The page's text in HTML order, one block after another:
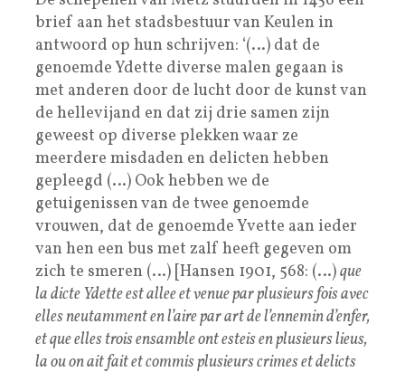
brief aan het stadsbestuur van Keulen in
antwoord op hun schrijven: ‘(…) dat de
genoemde Ydette diverse malen gegaan is
met anderen door de lucht door de kunst van
de hellevijand en dat zij drie samen zijn
geweest op diverse plekken waar ze
meerdere misdaden en delicten hebben
gepleegd (…) Ook hebben we de
getuigenissen van de twee genoemde
vrouwen, dat de genoemde Yvette aan ieder
van hen een bus met zalf heeft gegeven om
zich te smeren (…) [Hansen 1901, 568: (…)que
la dicte Ydette est allee et venue par plusieurs fois avec
elles neutamment en l’aire par art de l’ennemin d’enfer,
et que elles trois ensamble ont esteis en plusieurs lieus,
la ou on ait fait et commis plusieurs crimes et delicts